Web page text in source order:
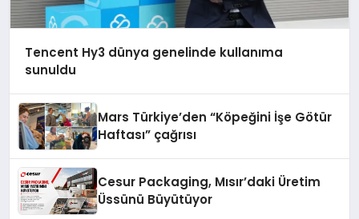
Tencent Hy3 dünya genelinde kullanıma
sunuldu
Mars Türkiye’den “Köpeğini İşe Götür
Haftası” çağrısı
Cesur Packaging, Mısır’daki Üretim
Üssünü Büyütüyor